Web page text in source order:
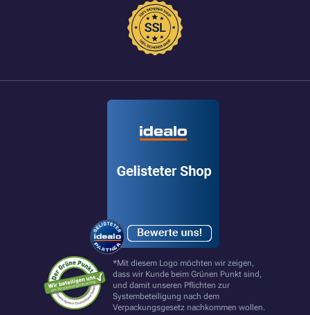
*Mit diesem Logo möchten wir zeigen,
dass wir Kunde beim Grünen Punkt sind,
und damit unseren Pflichten zur
Systembeteiligung nach dem
Verpackungsgesetz nachkommen wollen.